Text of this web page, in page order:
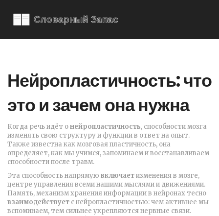
Нейропластичность: что
это и зачем она нужна
Когда речь идёт онейропластичность, способности мозга
изменять свою структуру и функции в ответ на опыт.
Также известна какмозговая пластичность, она
определяет, как мы учимся, запоминаем и восстанавливаем
способности после травм.
Эта способность напрямую включаетизменения в мозге,
центре управления всеми нашими мыслями и движениями.
Память,механизм хранения информации в нейронах тесно
взаимодействует с нейропластичностью: чем активнее мы
вспоминаем, тем сильнее укрепляются нервные связи.